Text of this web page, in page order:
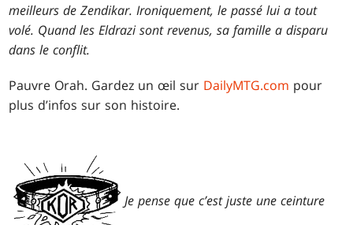
meilleurs de Zendikar. Ironiquement, le passé lui a tout
volé. Quand les Eldrazi sont revenus, sa famille a disparu
dans le conflit.
Pauvre Orah. Gardez un œil sur DailyMTG.com pour
plus d’infos sur son histoire.
Je pense que c’est juste une ceinture